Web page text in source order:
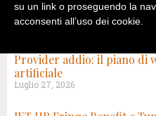
Provider addio: il piano di
artificiale
Luglio 27, 2026
su un link o proseguendo la
acconsenti all’uso dei cookie.